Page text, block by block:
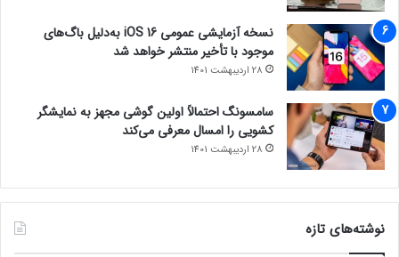
نسخه آزمایشی عمومی iOS 16 به‌دلیل باگ‌های
موجود با تأخیر منتشر خواهد شد
28 اردیبهشت 1401
سامسونگ احتمالاً اولین گوشی مجهز به نمایشگر
کشویی را امسال معرفی می‌کند
28 اردیبهشت 1401
نوشته‌های تازه